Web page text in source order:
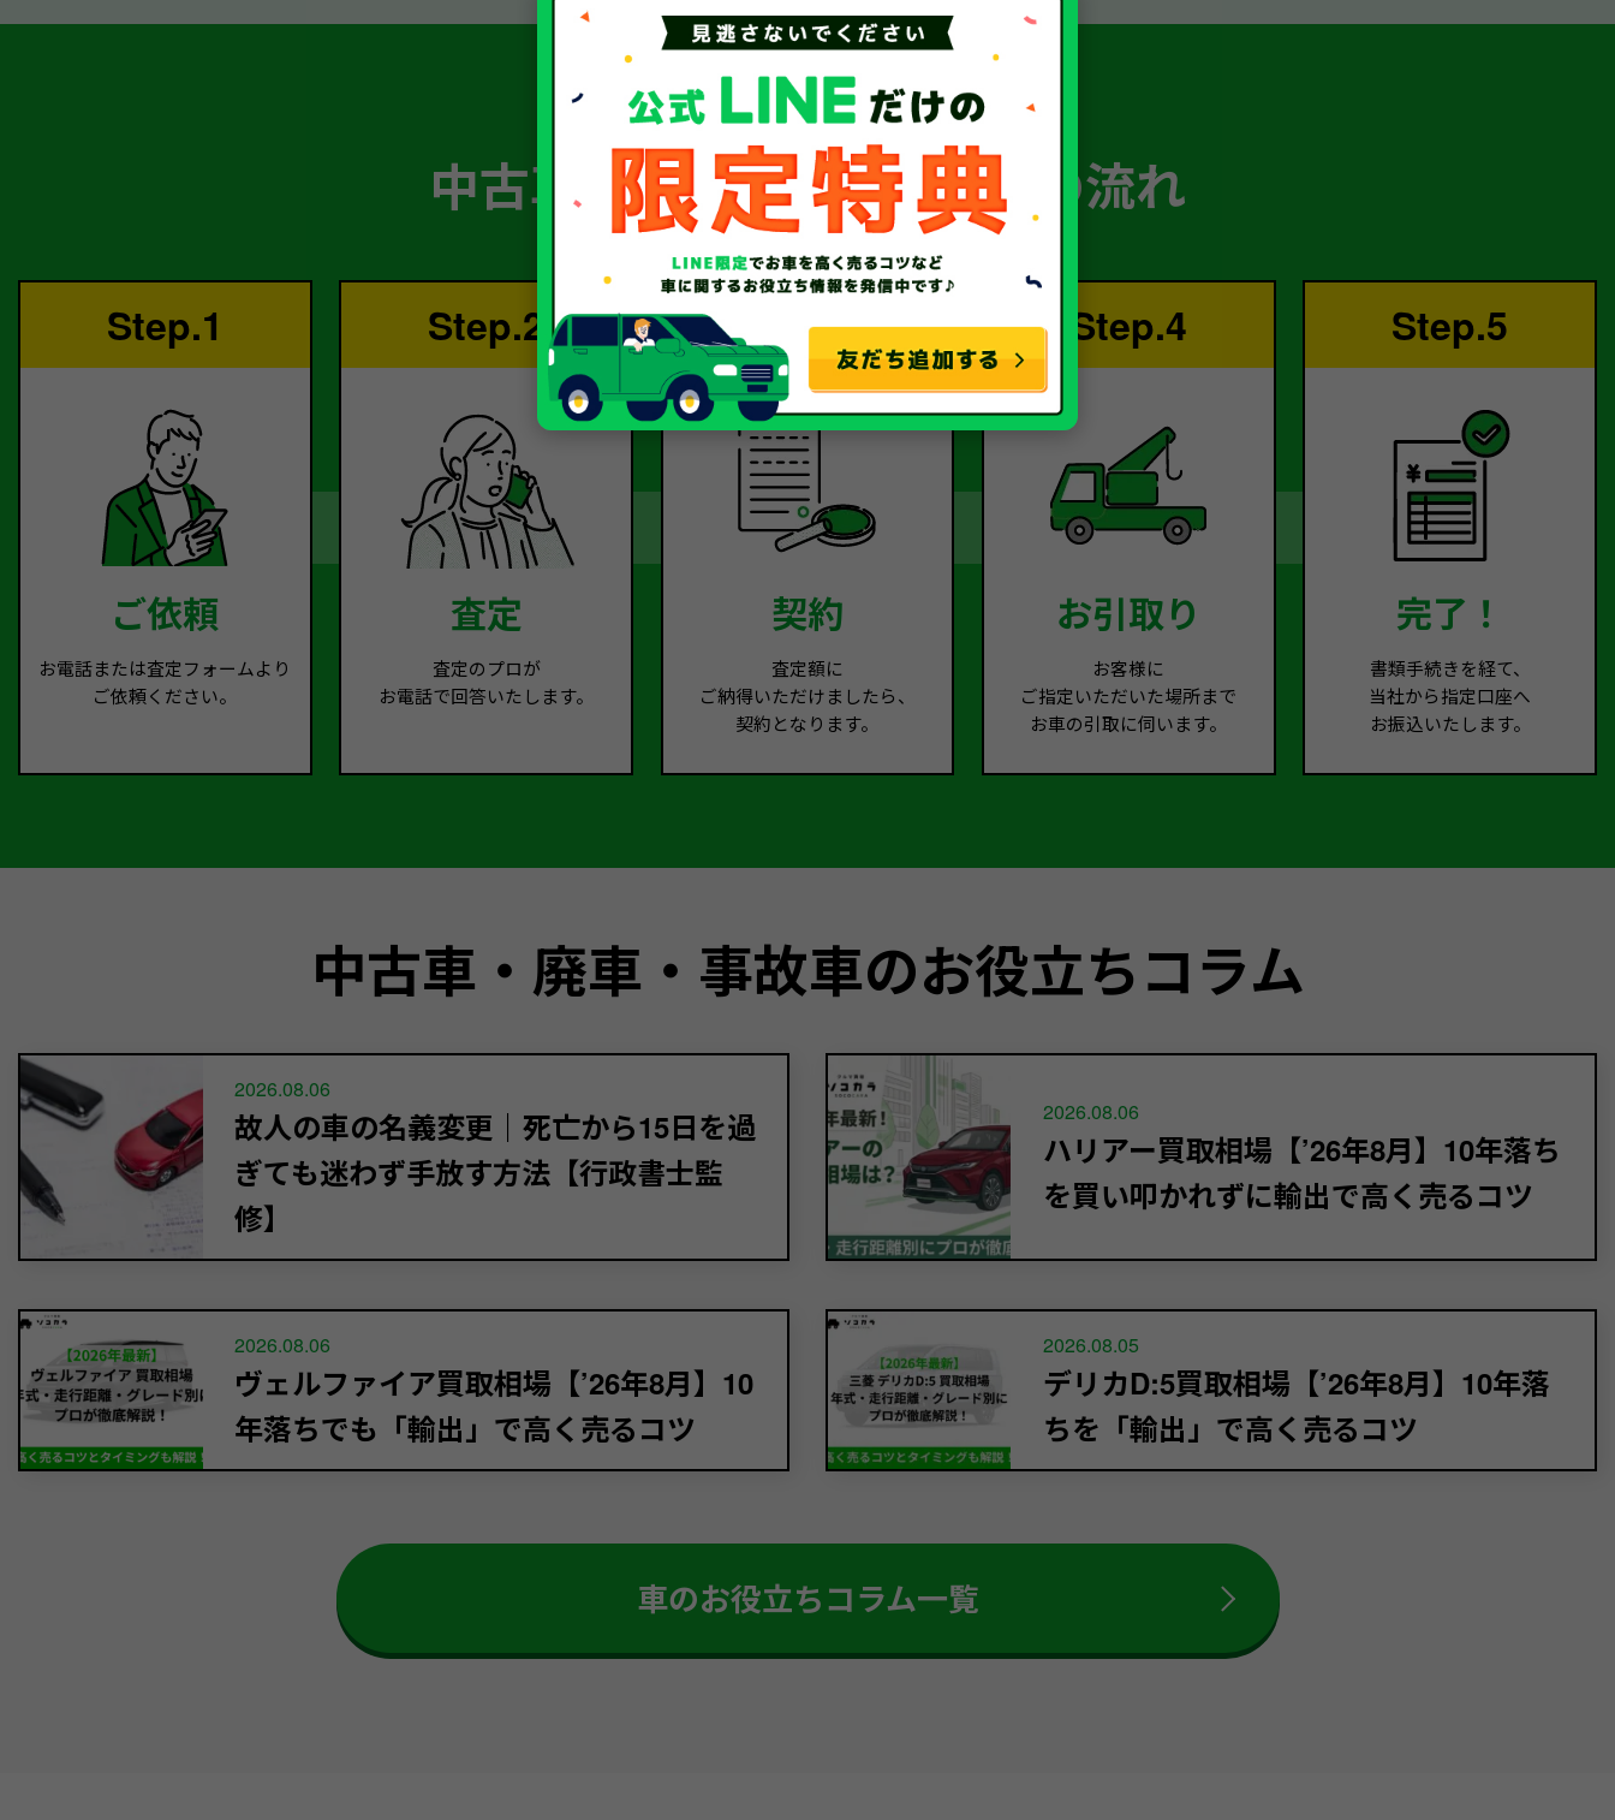
簡単 5ステップ！
中古車・廃車・事故車買取の流れ
Step.1
ご依頼
お電話または査定フォームより
ご依頼ください。
Step.2
査定
査定のプロが
お電話で回答いたします。
Step.3
契約
査定額に
ご納得いただけましたら、
契約となります。
Step.4
お引取り
お客様に
ご指定いただいた場所まで
お車の引取に伺います。
Step.5
完了！
書類手続きを経て、
当社から指定口座へ
お振込いたします。
中古車・廃車・事故車のお役立ちコラム
2026.08.06
故人の車の名義変更｜死亡から15日を過
ぎても迷わず手放す方法【行政書士監
修】
2026.08.06
ハリアー買取相場【’26年8月】10年落ち
を買い叩かれずに輸出で高く売るコツ
2026.08.06
ヴェルファイア買取相場【’26年8月】10
年落ちでも「輸出」で高く売るコツ
2026.08.05
デリカD:5買取相場【’26年8月】10年落
ちを「輸出」で高く売るコツ
車のお役立ちコラム一覧